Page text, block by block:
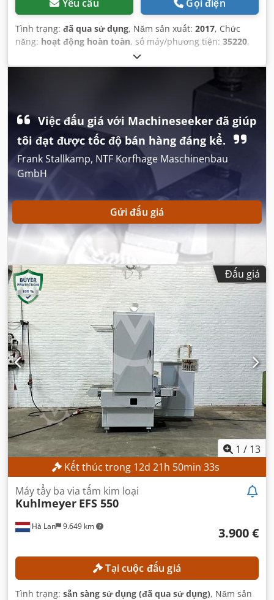
Yêu cầu Gọi điện
Tình trạng: đã qua sử dụng, Năm sản xuất: 2017, Chức
năng: hoạt động hoàn toàn, số máy/phương tiện: 35220,
, công suất nhiệt danh định:
(6.875,60 mã lực),
Việc đấu giá với Machineseeker đã giúp
tôi đạt được tốc độ bán hàng đáng kể.
Frank Stallkamp, NTF Korfhage Maschinenbau
GmbH
Gửi đấu giá
Đấu giá
1 / 13
Kết thúc trong 12d 21h 50min 31s
Hà Lan 9.649 km
Máy tẩy ba via tấm kim loại
Kuhlmeyer EFS 550
3.900 €
Tại cuộc đấu giá
Tình trạng: sẵn sàng sử dụng (đã qua sử dụng), Năm sản